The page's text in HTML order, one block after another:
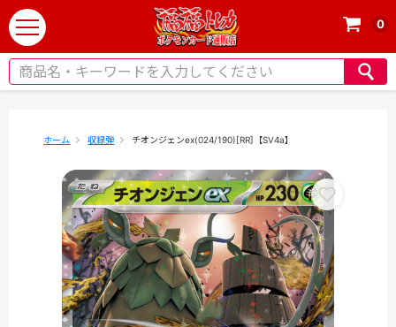
t
o
g
0
ホーム 収録弾 チオンジェンex(024/190)[RR]【SV4a】